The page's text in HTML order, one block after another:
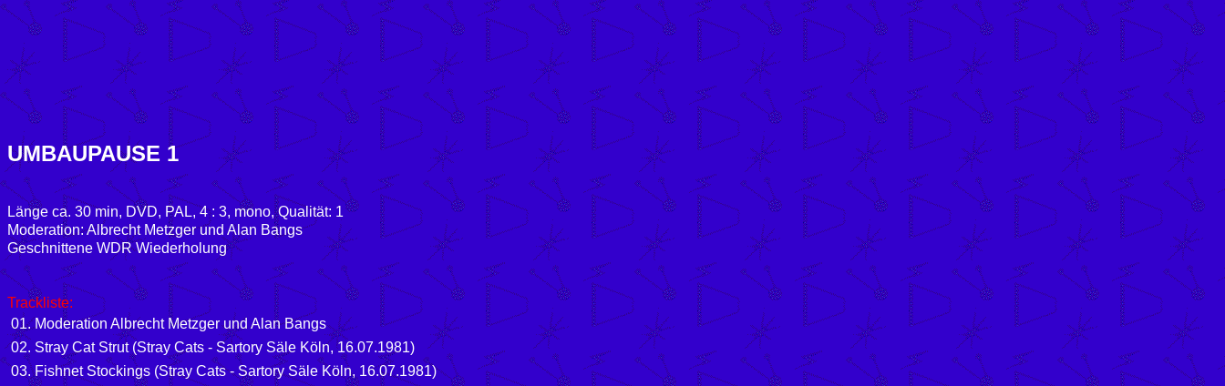
UMBAUPAUSE 1
Länge ca. 30 min, DVD, PAL, 4 : 3, mono, Qualität: 1
Moderation: Albrecht Metzger und Alan Bangs
Geschnittene WDR Wiederholung
Trackliste:
01. Moderation Albrecht Metzger und Alan Bangs
02. Stray Cat Strut (Stray Cats - Sartory Säle Köln, 16.07.1981)
03. Fishnet Stockings (Stray Cats - Sartory Säle Köln, 16.07.1981)